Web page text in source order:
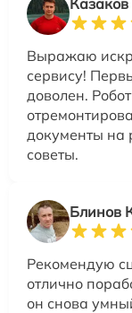
Выражаю
сервису!
доволен.
документы на
советы.
Блинов
Рекомендую
отлично
он снова